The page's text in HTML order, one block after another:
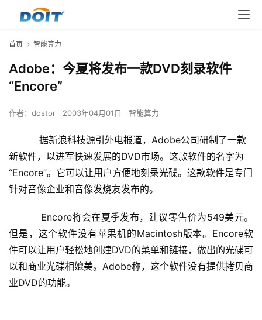
首页 智能算力
Adobe：今夏将发布一款DVD刻录软件
“Encore”
作者： dostor 2003年04月01日 智能算力
据新浪科技源引外电报道，Adobe公司研制了一款
新软件，以进军快速发展的DVD市场。这款软件的名字为
“Encore”。它可以让用户方便地刻录光碟。这款软件是专门
针对音像企业和音像发烧友发布的。
Encore将会在夏季发布，建议零售价为549美元。
但是，这个软件没有苹果机的Macintosh版本。Encore软
件可以让用户轻松地创建DVD的菜单和链接，做出的光碟可
以和商业光碟相媲美。Adobe称，这个软件没有提供拷贝商
业DVD的功能。